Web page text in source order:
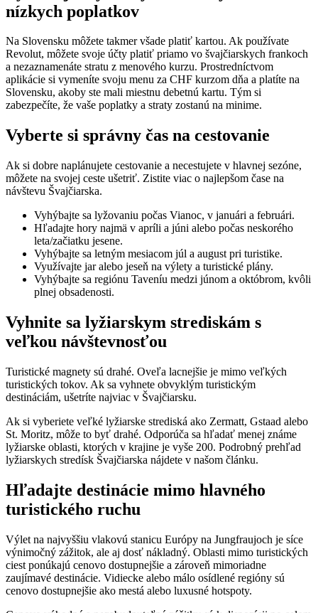
nízkych poplatkov
Na Slovensku môžete takmer všade platiť kartou. Ak používate
Revolut, môžete svoje účty platiť priamo vo švajčiarskych frankoch
a nezaznamenáte stratu z menového kurzu. Prostredníctvom
aplikácie si vymeníte svoju menu za CHF kurzom dňa a platíte na
Slovensku, akoby ste mali miestnu debetnú kartu. Tým si
zabezpečíte, že vaše poplatky a straty zostanú na minime.
Vyberte si správny čas na cestovanie
Ak si dobre naplánujete cestovanie a necestujete v hlavnej sezóne,
môžete na svojej ceste ušetriť. Zistite viac o najlepšom čase na
návštevu Švajčiarska.
Vyhýbajte sa lyžovaniu počas Vianoc, v januári a februári.
Hľadajte hory najmä v apríli a júni alebo počas neskorého
leta/začiatku jesene.
Vyhýbajte sa letným mesiacom júl a august pri turistike.
Využívajte jar alebo jeseň na výlety a turistické plány.
Vyhýbajte sa regiónu Taveníu medzi júnom a októbrom, kvôli
plnej obsadenosti.
Vyhnite sa lyžiarskym strediskám s
veľkou návštevnosťou
Turistické magnety sú drahé. Oveľa lacnejšie je mimo veľkých
turistických tokov. Ak sa vyhnete obvyklým turistickým
destináciám, ušetríte najviac v Švajčiarsku.
Ak si vyberiete veľké lyžiarske strediská ako Zermatt, Gstaad alebo
St. Moritz, môže to byť drahé. Odporúča sa hľadať menej známe
lyžiarske oblasti, ktorých v krajine je vyše 200. Podrobný prehľad
lyžiarskych stredísk Švajčiarska nájdete v našom článku.
Hľadajte destinácie mimo hlavného
turistického ruchu
Výlet na najvyššiu vlakovú stanicu Európy na Jungfraujoch je síce
výnimočný zážitok, ale aj dosť nákladný. Oblasti mimo turistických
ciest ponúkajú cenovo dostupnejšie a zároveň mimoriadne
zaujímavé destinácie. Vidiecke alebo málo osídlené regióny sú
cenovo dostupnejšie ako mestá alebo luxusné hotspoty.